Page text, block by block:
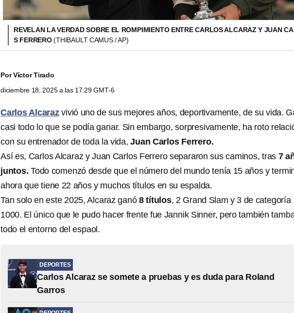
REVELAN LA VERDAD SOBRE EL ROMPIMIENTO ENTRE CARLOS ALCARAZ Y JUAN
S FERRERO(THIBAULT CAMUS / AP)
PorVíctor Tirado
diciembre 18, 2025 a las 17:29 GMT-6
Carlos Alcarazvivió uno de sus mejores años, deportivamente, de su vida.
casi todo lo que se podía ganar. Sin embargo, sorpresivamente, ha roto
con su entrenador de toda la vida, Juan Carlos Ferrero.
Así es, Carlos Alcaraz y Juan Carlos Ferrero separaron sus caminos, tras 7
juntos. Todo comenzó desde que el número del mundo tenía 15 años y
ahora que tiene 22 años y muchos títulos en su espalda.
Tan solo en este 2025, Alcaraz ganó 8 títulos, 2 Grand Slam y 3 de categoría
1000. El único que le pudo hacer frente fue Jannik Sinner, pero también
todo el entorno del espaol.
DEPORTES
Carlos Alcaraz se somete a pruebas y es duda para Roland
Garros